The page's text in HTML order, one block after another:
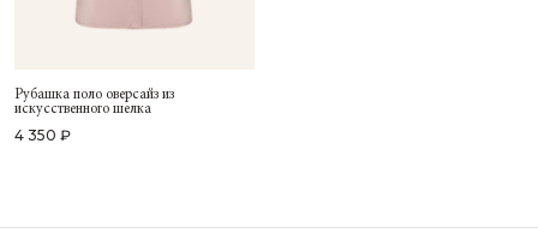
Рубашка поло оверсайз из
искусственного шелка
4 350 ₽